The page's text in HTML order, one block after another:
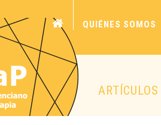
QUIÉNES SOMOS
ARTÍCULOS